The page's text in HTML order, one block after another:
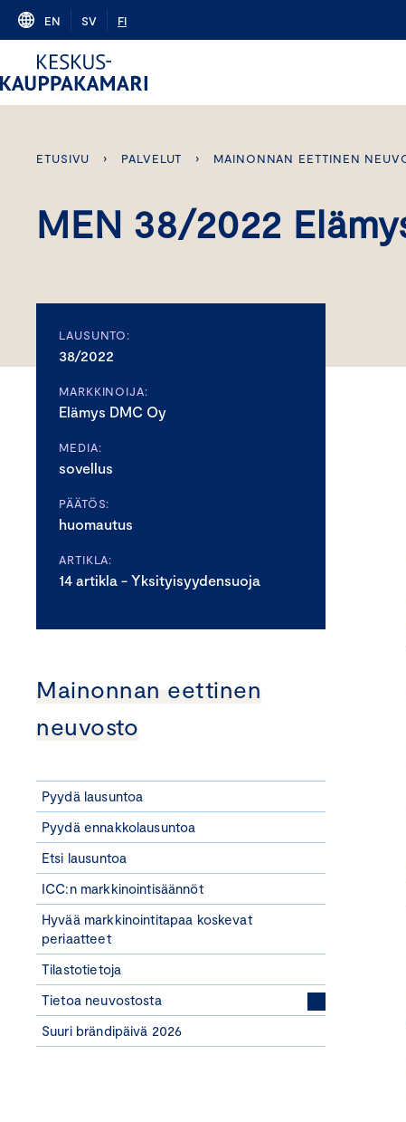
Skip
content
EN SV FI
ETUSIVU › PALVELUT › MAINONNAN EETTINEN
MEN 38/2022
LAUSUNTO:
38/2022
MARKKINOIJA:
Elämys DMC Oy
MEDIA:
sovellus
PÄÄTÖS:
huomautus
ARTIKLA:
14 artikla - Yksityisyydensuoja
Mainonnan eettinen
neuvosto
Pyydä lausuntoa
Pyydä ennakkolausuntoa
Etsi lausuntoa
ICC:n markkinointisäännöt
Hyvää markkinointitapaa koskevat
periaatteet
Tilastotietoja
Tietoa neuvostosta
Suuri brändipäivä 2026